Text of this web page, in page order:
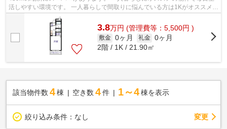
活しやすい環境です。 一人暮らしで間取りに悩んでいる方は1Kがオススメで
す。賃料を抑えたい方に一押しの、家...
3.8万円 (管理費等：5,500円 )
敷金 0ヶ月 礼金 0ヶ月
2階 / 1K / 21.90㎡
該当物件数 4棟 空き数 4 件 1～4 棟を表示
絞り込み条件： なし 変更